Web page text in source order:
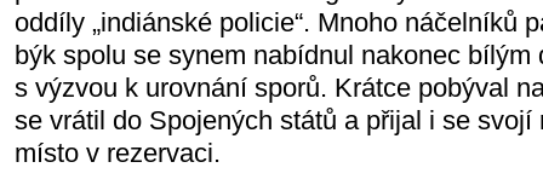
oddíly „indiánské policie“. Mnoho náčelníků
býk spolu se synem nabídnul nakonec bílým
s výzvou k urovnání sporů. Krátce pobýval
se vrátil do Spojených států a přijal i se svojí
místo v rezervaci.